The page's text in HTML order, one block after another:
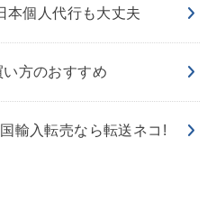
本個人代行も大丈夫
方のおすすめ
輸入転売なら転送ネコ!